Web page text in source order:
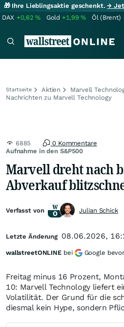
🎁 Ihre Lieblingsaktie geschenkt.→
DAX +0,62% Gold +1,99% Öl (Brent)
Startseite Aktien
Marvell
Nachrichten zu Marvell Technology
Aufnahme in den S&P500
6885 0 Kommentare
Marvell dreht nach
Abverkauf
Freitag minus 16 Prozent,
10: Marvell Technology liefert
Volatilität. Der Grund für die
diesmal kein Hype, sondern
Verfasst von Julian Schick
Letzte Änderung 08.06.2026,
wallstreetONLINE bei Google